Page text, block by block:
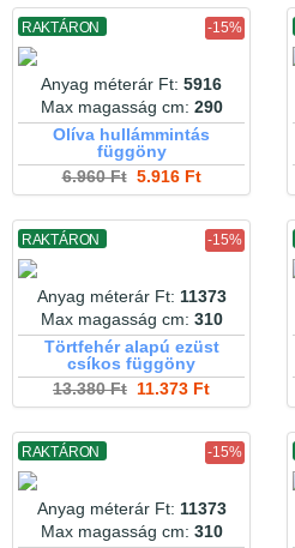
RAKTÁRON -15%
Anyag méterár Ft: 5916
Max magasság cm: 290
Olíva hullámmintás
függöny
6.960 Ft5.916 Ft
RAKTÁRON -15%
Anyag méterár Ft: 11373
Max magasság cm: 310
Törtfehér alapú ezüst
csíkos függöny
13.380 Ft 11.373 Ft
RAKTÁRON -15%
Anyag méterár Ft: 11373
Max magasság cm: 310